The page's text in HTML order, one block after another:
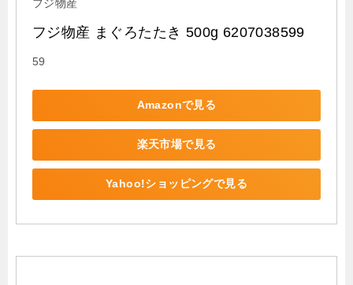
フジ物産
フジ物産 まぐろたたき 500g 6207038599
59
Amazonで見る
楽天市場で見る
Yahoo!ショッピングで見る